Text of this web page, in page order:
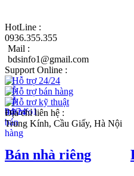
HotLine :
0936.355.355
Mail :
bdsinfo1@gmail.com
Support Online :
Hỗ trợ 24/24
Hỗ trợ bán hàng
Hỗ trợ kỹ thuật
Địa chỉ liên hệ :
Trung Kính, Cầu Giấy, Hà Nội
Bán nhà riêng